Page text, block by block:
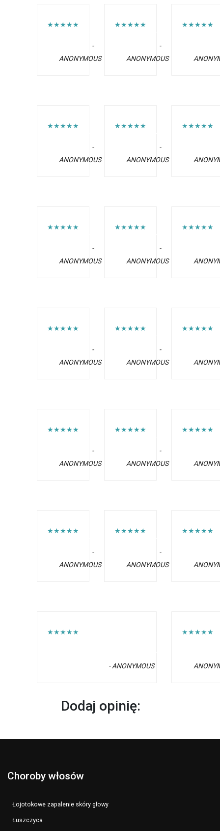
★★★★★
-
ANONYMOUS
★★★★★
-
ANONYMOUS
★★★★★
★★★★★
-
ANONYMOUS
★★★★★
-
ANONYMOUS
★★★★★
★★★★★
-
ANONYMOUS
★★★★★
-
ANONYMOUS
★★★★★
★★★★★
-
ANONYMOUS
★★★★★
-
ANONYMOUS
★★★★★
★★★★★
-
ANONYMOUS
★★★★★
-
ANONYMOUS
★★★★★
★★★★★
-
ANONYMOUS
★★★★★
-
ANONYMOUS
★★★★★
★★★★★
- ANONYMOUS
★★★★★
Dodaj opinię:
Choroby włosów
Łojotokowe zapalenie skóry głowy
Łuszczyca